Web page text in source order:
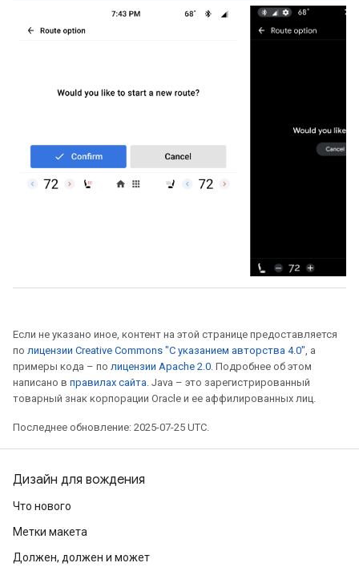
Если не указано иное, контент на этой странице предоставляется
по лицензии Creative Commons "С указанием авторства 4.0" , а
примеры кода – по лицензии Apache 2.0 . Подробнее об этом
написано в правилах сайта . Java – это зарегистрированный
товарный знак корпорации Oracle и ее аффилированных лиц.
Последнее обновление: 2025-07-25 UTC.
Дизайн для вождения
Что нового
Метки макета
Должен, должен и может